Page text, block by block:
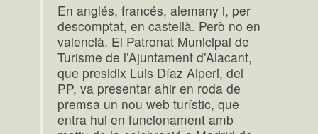
En anglés, francés, alemany i, per
descomptat, en castellà. Però no en
valencià. El Patronat Municipal de
Turisme de l’Ajuntament d’Alacant,
que presidix Luis Díaz Alperi, del
PP, va presentar ahir en roda de
premsa un nou web turístic, que
entra hui en funcionament amb